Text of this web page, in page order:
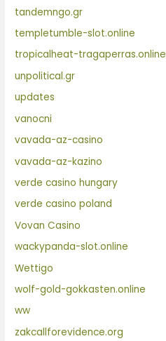
tandemngo.gr
templetumble-slot.online
tropicalheat-tragaperras.online
unpolitical.gr
updates
vanocni
vavada-az-casino
vavada-az-kazino
verde casino hungary
verde casino poland
Vovan Casino
wackypanda-slot.online
Wettigo
wolf-gold-gokkasten.online
ww
zakcallforevidence.org